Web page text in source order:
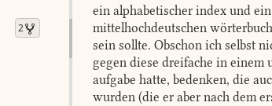
2
ein alphabetischer index und
mittelhochdeutschen
sein sollte. Obschon ich selbst
gegen diese dreifache in einem
aufgabe hatte, bedenken, die
wurden (die er aber nach dem